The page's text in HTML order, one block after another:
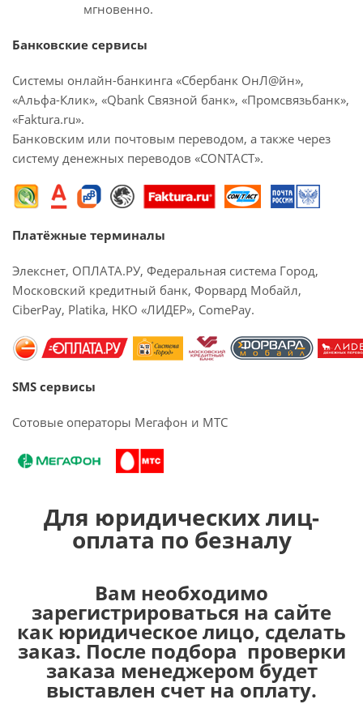
мгновенно.
Банковские сервисы
Системы онлайн-банкинга «Сбербанк ОнЛ@йн»,
«Альфа-Клик», «Qbank Связной банк», «Промсвязьбанк»,
«Faktura.ru».
Банковским или почтовым переводом, а также через
систему денежных переводов «CONTACT».
Платёжные терминалы
Элекснет, ОПЛАТА.РУ, Федеральная система Город,
Московский кредитный банк, Форвард Мобайл,
CiberPay, Platika, НКО «ЛИДЕР», ComePay.
SMS сервисы
Сотовые операторы Мегафон и МТС
Для юридических лиц-
оплата по безналу
Вам необходимо
зарегистрироваться на сайте
как юридическое лицо, сделать
заказ. После подбора проверки
заказа менеджером будет
выставлен счет на оплату.